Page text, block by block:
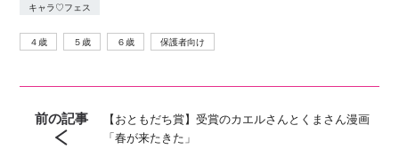
キャラ♡フェス
４歳 ５歳 ６歳 保護者向け
前の記事
【おともだち賞】受賞のカエルさんとくまさん漫画
「春が来たきた」